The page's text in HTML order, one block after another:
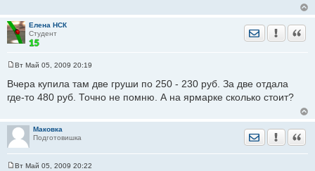
и
е
Елена НСК
Студент
Отправить
о
б
щ
н
и
е
Вт Май 05, 2009 20:19
Вчера купила там две груши по 250 - 230 руб. За две отдала
где-то 480 руб. Точно не помню. А на ярмарке сколько стоит?
Маковка
Подготовишка
Отправить
Вт Май 05, 2009 20:22